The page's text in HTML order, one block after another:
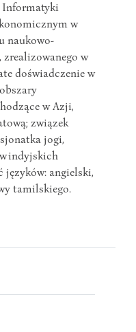
Informatyki
w
naukowo-
zrealizowanego w
doświadczenie w
w Azji,
związek
jogi,
indyjskich
angielski,
tamilskiego.